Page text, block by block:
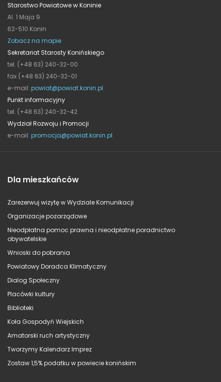
Starostwo Powiatowe w Koninie
Al. 1 Maja 9
62-510 Konin
Zobacz na mapie
Sekretariat Starosty Konińskiego
tel. (+48 63) 240-32-00
fax (+48 63) 240-32-01
e-mail: powiat@powiat.konin.pl
Punkt informacyjny
tel. (+48 63) 240-32-42
Wydział Rozwoju i Promocji
e-mail: promocja@powiat.konin.pl
Dla mieszkańców
Zarezerwuj wizytę w Wydziale Komunikacji
Organizacje pozarządowe
Nieodpłatna pomoc prawna i nieodpłatne poradnictwo
obywatelskie
Wnioski do pobrania
Powiatowy Doradca Klimatyczny
Dialog Społeczny
Placówki kultury
Biblioteki
Koła Gospodyń Wiejskich
Amatorski ruch artystyczny
Tworzymy Kalendarz Imprez
Zostaw 1,5% podatku w powiecie konińskim